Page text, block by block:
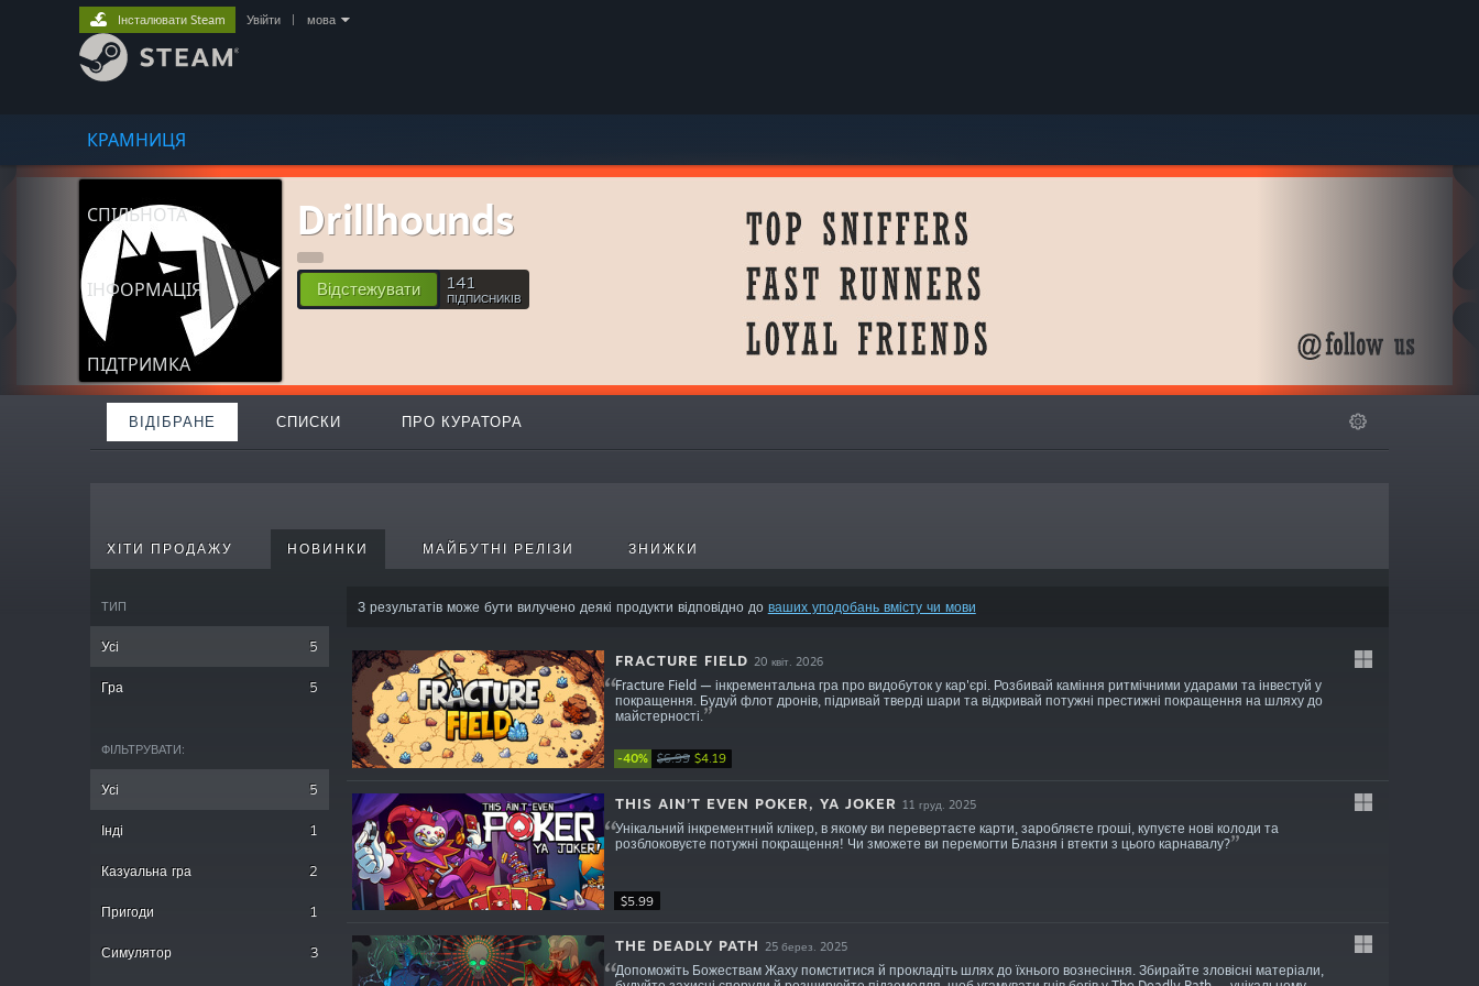
КРАМНИЦЯ
СПІЛЬНОТА
ІНФОРМАЦІЯ
ПІДТРИМКА
Інсталювати Steam Увійти мова
Drillhounds
Відстежувати 141
ПІДПИСНИКІВ
ВІДІБРАНЕ СПИСКИ ПРО КУРАТОРА
ХІТИ ПРОДАЖУ НОВИНКИ МАЙБУТНІ РЕЛІЗИ ЗНИЖКИ
ТИП
Усі 5
Гра 5
ФІЛЬТРУВАТИ:
Усі 5
Інді 1
Казуальна гра 2
Пригоди 1
Симулятор 3
З результатів може бути вилучено деякі продукти відповідно до ваших уподобань вмісту чи мови
-40% $6.99 $4.19
FRACTURE FIELD 20 квіт. 2026
Fracture Field — інкрементальна гра про видобуток у кар'єрі. Розбивай каміння ритмічними ударами та інвестуй у
покращення. Будуй флот дронів, підривай тверді шари та відкривай потужні престижні покращення на шляху до
майстерності.
$5.99
THIS AIN’T EVEN POKER, YA JOKER 11 груд. 2025
Унікальний інкрементний клікер, в якому ви перевертаєте карти, заробляєте гроші, купуєте нові колоди та
розблоковуєте потужні покращення! Чи зможете ви перемогти Блазня і втекти з цього карнавалу?
THE DEADLY PATH 25 берез. 2025
Допоможіть Божествам Жаху помститися й прокладіть шлях до їхнього вознесіння. Збирайте зловісні матеріали,